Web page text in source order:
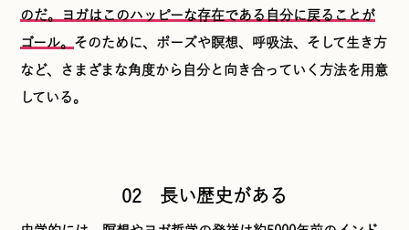
のだ。ヨガはこのハッピーな存在である自分に戻ることが
ゴール。 そのために、ポーズや瞑想、呼吸法、そして生き方
など、さまざまな角度から自分と向き合っていく方法を用意
している。
02 長い歴史がある